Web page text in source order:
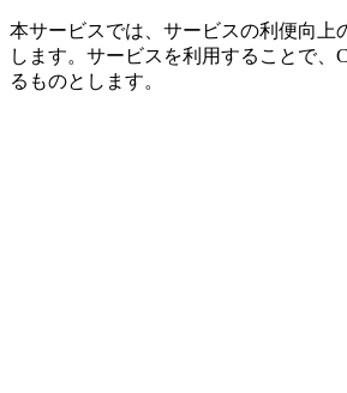
本サービスでは、サービスの利便向上
します。サービスを利用することで、
るものとします。